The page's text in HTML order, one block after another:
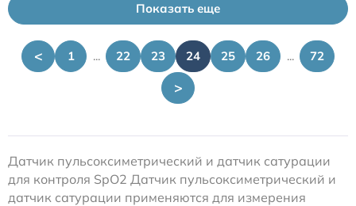
Показать еще
< 1 ... 22 23 24 25 26 ... 72
>
Датчик пульсоксиметрический и датчик сатурации
для контроля SpO2 Датчик пульсоксиметрический и
датчик сатурации применяются для измерения